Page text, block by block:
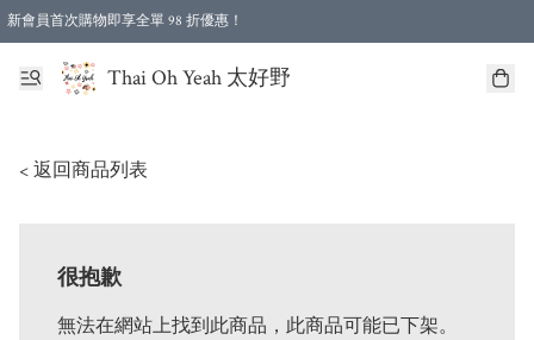
新會員首次購物即享全單 98 折優惠！
特選會員可享全單低至 96 折優惠！
Thai Oh Yeah 太好野
< 返回商品列表
很抱歉
無法在網站上找到此商品，此商品可能已下架。